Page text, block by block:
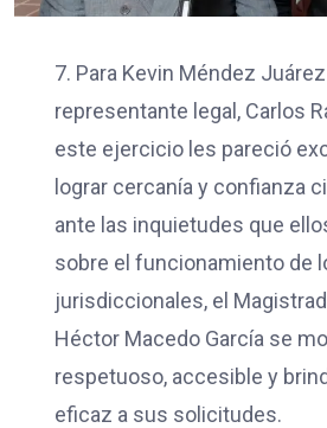
7. Para Kevin Méndez
representante legal, Carlos
este ejercicio les pareció
lograr cercanía y confianza
ante las inquietudes que
sobre el funcionamiento de
jurisdiccionales, el
Héctor Macedo García se
respetuoso, accesible y
eficaz a sus solicitudes.